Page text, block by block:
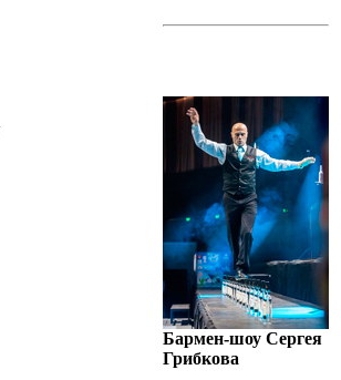
Бармен-шоу Сергея
Грибкова